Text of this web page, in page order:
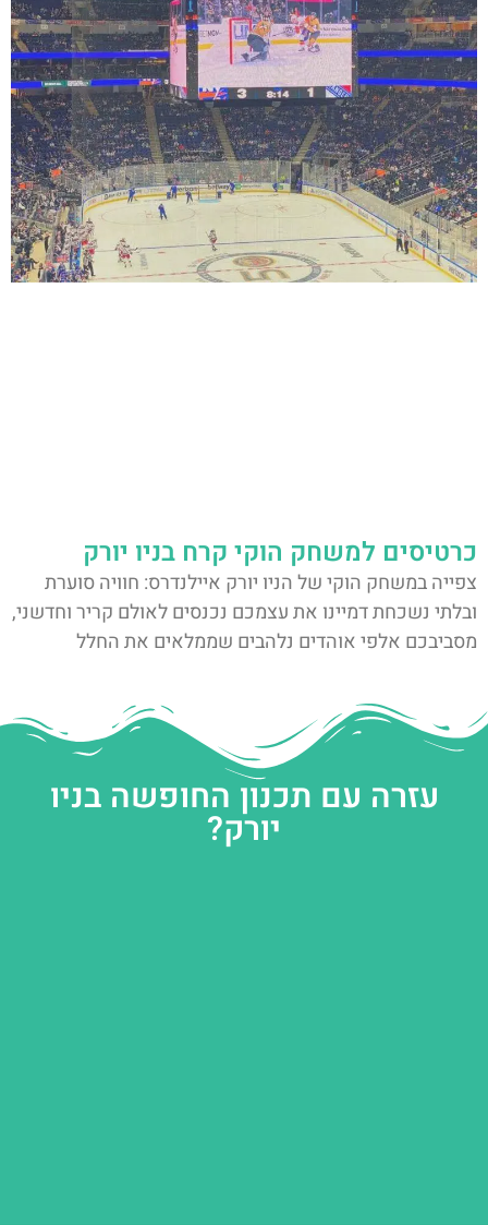
כרטיסים למשחק הוקי קרח בניו יורק
צפייה במשחק הוקי של הניו יורק איילנדרס: חוויה סוערת
ובלתי נשכחת דמיינו את עצמכם נכנסים לאולם קריר וחדשני,
מסביבכם אלפי אוהדים נלהבים שממלאים את החלל
עזרה עם תכנון החופשה בניו
יורק?